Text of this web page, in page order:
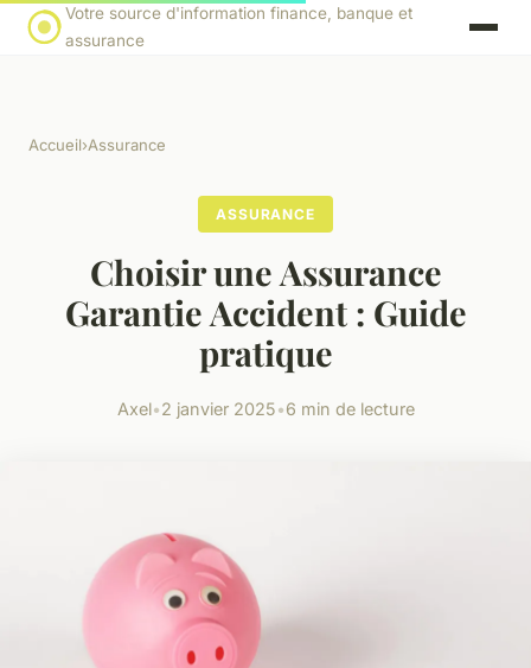
Votre source d'information finance, banque et
assurance
Accueil›Assurance
ASSURANCE
Choisir une Assurance
Garantie Accident : Guide
pratique
Axel•2 janvier 2025•6 min de lecture